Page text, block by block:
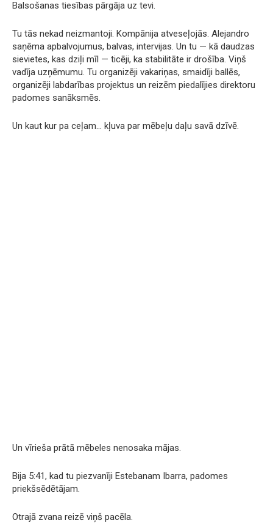
Balsošanas tiesības pārgāja uz tevi.
Tu tās nekad neizmantoji. Kompānija atveseļojās. Alejandro
saņēma apbalvojumus, balvas, intervijas. Un tu — kā daudzas
sievietes, kas dziļi mīl — ticēji, ka stabilitāte ir drošība. Viņš
vadīja uzņēmumu. Tu organizēji vakariņas, smaidīji ballēs,
organizēji labdarības projektus un reizēm piedalījies direktoru
padomes sanāksmēs.
Un kaut kur pa ceļam… kļuva par mēbeļu daļu savā dzīvē.
Un vīrieša prātā mēbeles nenosaka mājas.
Bija 5:41, kad tu piezvanīji Estebanam Ibarra, padomes
priekšsēdētājam.
Otrajā zvana reizē viņš pacēla.